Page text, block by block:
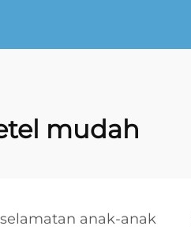
mudah
anak-anak